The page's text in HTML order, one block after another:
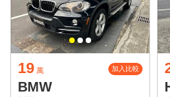
19 萬 加入比較
BMW